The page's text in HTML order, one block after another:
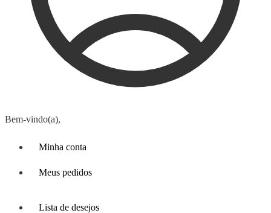
Bem-vindo(a),
Minha conta
Meus pedidos
Lista de desejos